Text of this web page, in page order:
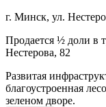
г. Минск, ул.
Продается ½ доли в
Нестерова, 82
Развитая
благоустроенная
зеленом дворе.